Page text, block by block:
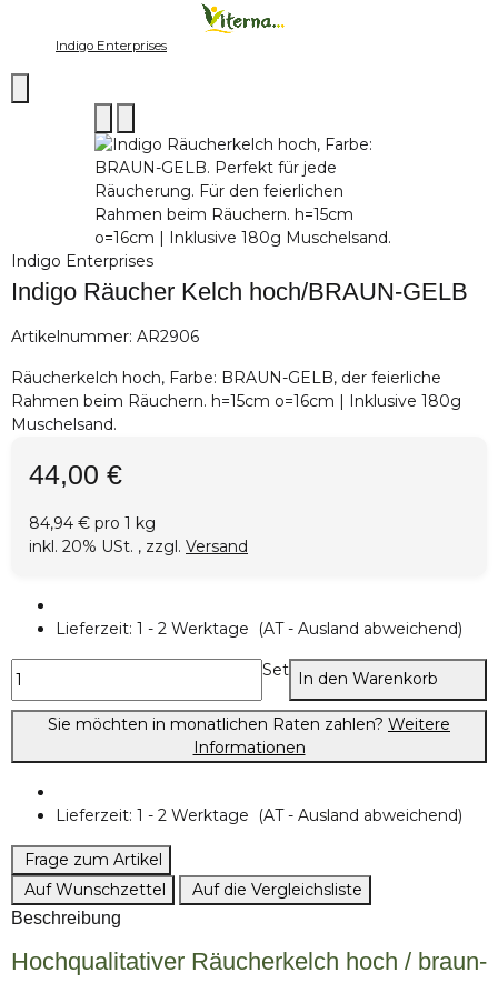
Indigo Enterprises
Indigo Enterprises
Indigo Räucher Kelch hoch/BRAUN-GELB
Artikelnummer: AR2906
Räucherkelch hoch, Farbe: BRAUN-GELB, der feierliche
Rahmen beim Räuchern. h=15cm o=16cm | Inklusive 180g
Muschelsand.
44,00 €
84,94 € pro 1 kg
inkl. 20% USt. , zzgl. Versand
Lieferzeit: 1 - 2 Werktage (AT - Ausland abweichend)
Set In den Warenkorb
Sie möchten in monatlichen Raten zahlen? Weitere
Informationen
Lieferzeit: 1 - 2 Werktage (AT - Ausland abweichend)
Frage zum Artikel
Auf Wunschzettel
Auf die Vergleichsliste
Beschreibung
Hochqualitativer Räucherkelch hoch / braun-